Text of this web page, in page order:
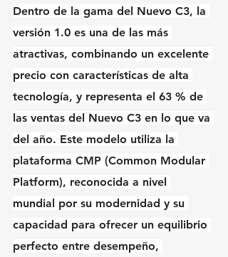
Dentro de la gama del Nuevo C3, la
versión 1.0 es una de las más
atractivas, combinando un excelente
precio con características de alta
tecnología, y representa el 63 % de
las ventas del Nuevo C3 en lo que va
del año. Este modelo utiliza la
plataforma CMP (Common Modular
Platform), reconocida a nivel
mundial por su modernidad y su
capacidad para ofrecer un equilibrio
perfecto entre desempeño,